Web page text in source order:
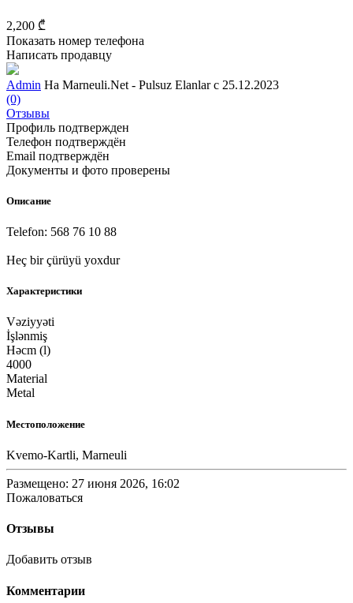
2,200 ₾
Показать номер телефона
Написать продавцу
Admin На Marneuli.Net - Pulsuz Elanlar с 25.12.2023
(0)
Отзывы
Профиль подтвержден
Телефон подтверждён
Email подтверждён
Документы и фото проверены
Описание
Telefon: 568 76 10 88
Heç bir çürüyü yoxdur
Характеристики
Vəziyyəti
İşlənmiş
Həcm (l)
4000
Material
Metal
Местоположение
Kvemo-Kartli, Marneuli
Размещено: 27 июня 2026, 16:02
Пожаловаться
Отзывы
Добавить отзыв
Комментарии